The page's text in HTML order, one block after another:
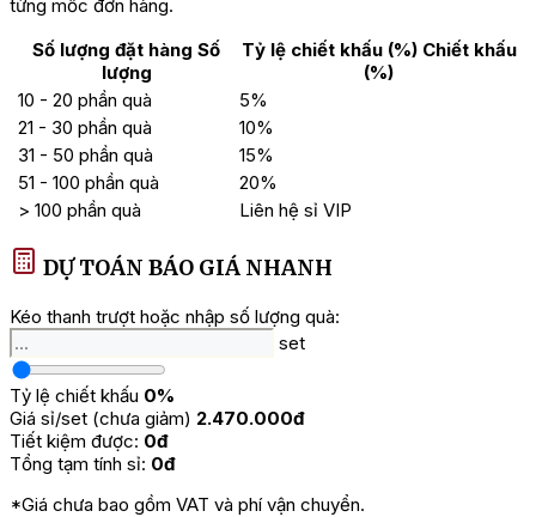
=> Tham khảo ngay: Hộp quà Tết 2 triệu
Thành phần Hộp Quà Tết Lộc Xuân
Phú Quý HQT2541
1 chai Vang Chateau Fonfroide
1 hộp Bánh Ống Pirouette HS
1 hộp Kẹo Trái Cây CH
1 hộp SCL Majesty HST
1 hộp Hạt điều Bazan
1 hộp Mắc ca Bazan
1 hộp SCL Ferrero Rocher 16V
1 hộp Trà New English HS
Hộp và túi quà tết 36×36
từng mốc đơn hàng.
Số lượng đặt hàng Số
lượng
Tỷ lệ chiết khấu (%) Chiết khấu
(%)
10 - 20 phần quà
5%
21 - 30 phần quà
10%
31 - 50 phần quà
15%
51 - 100 phần quà
20%
> 100 phần quà
Liên hệ sỉ VIP
DỰ TOÁN BÁO GIÁ NHANH
Kéo thanh trượt hoặc nhập số lượng quà:
set
Tỷ lệ chiết khấu 0%
Giá sỉ/set (chưa giảm) 2.470.000đ
Tiết kiệm được: 0đ
Tổng tạm tính sỉ: 0đ
*Giá chưa bao gồm VAT và phí vận chuyển.